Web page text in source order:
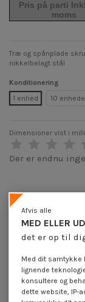
Pris på parti
moms
Træ og spånplade
nikkelbelagt stål
Konditionering
1 enhed
10
Dimensioner vist i
Der er endnu
Beskrivelse
MED ELLER
det er op til
Afvis alle
Med dit samtykke
lignende
konsultere og
dette website, IP-